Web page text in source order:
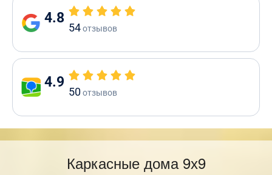
4.8
54отзывов
4.9
50отзывов
Каркасные дома 9х9